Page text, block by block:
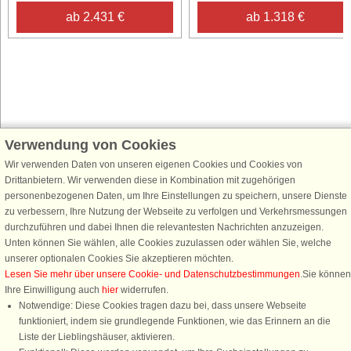
ab 2.431 € ab 1.318 €
Schließen Sie sich 100.000 Ferienhaus-Fans an
Erhalten Sie einenWillkommensgutschein von 25 € für Ihren nächsten
Ferienhausurlaub - melden Sie sich einfach für den DanCenter Newsletter
an. Verpassen Sie nie wieder exklusive Angebote, Gewinnspiele und
Urlaubstipps!
Newsletter abonnieren
Verwendung von Cookies
Wir verwenden Daten von unseren eigenen Cookies und Cookies von
Drittanbietern. Wir verwenden diese in Kombination mit zugehörigen
personenbezogenen Daten, um Ihre Einstellungen zu speichern, unsere Dienste
zu verbessern, Ihre Nutzung der Webseite zu verfolgen und Verkehrsmessungen
durchzuführen und dabei Ihnen die relevantesten Nachrichten anzuzeigen.
Unten können Sie wählen, alle Cookies zuzulassen oder wählen Sie, welche
unserer optionalen Cookies Sie akzeptieren möchten.
Lesen Sie mehr über unsere Cookie- und Datenschutzbestimmungen.Sie können
Ihre Einwilligung auch hier widerrufen.
Notwendige: Diese Cookies tragen dazu bei, dass unsere Webseite
funktioniert, indem sie grundlegende Funktionen, wie das Erinnern an die
Liste der Lieblingshäuser, aktivieren.